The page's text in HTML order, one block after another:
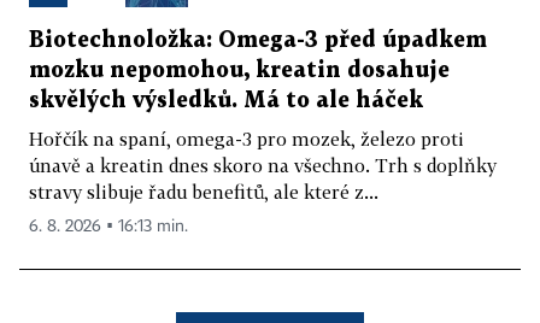
Biotechnoložka: Omega-3 před úpadkem
mozku nepomohou, kreatin dosahuje
skvělých výsledků. Má to ale háček
Hořčík na spaní, omega-3 pro mozek, železo proti
únavě a kreatin dnes skoro na všechno. Trh s doplňky
stravy slibuje řadu benefitů, ale které z...
6. 8. 2026 ▪ 16:13 min.